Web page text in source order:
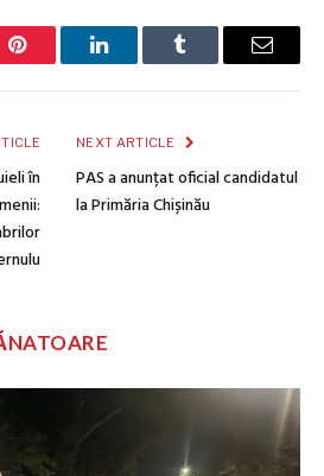
Pinterest LinkedInTumblr Email
în
NEXT ARTICLE
PAS a anunțat oficial candidatul
la Primăria Chișinău